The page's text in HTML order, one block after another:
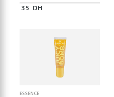
35 DH
ESSENCE